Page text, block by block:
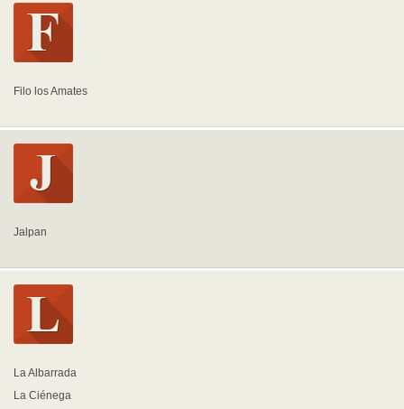
Filo los Amates
Jalpan
La Albarrada
La Ciénega